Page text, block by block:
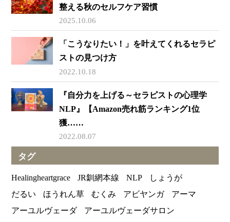
整える秋のセルフケア習慣
2025.10.06
「こうなりたい！」を叶えてくれるセラピ
ストの見つけ方
2022.10.18
『自分力を上げる～セラピストの心理学
NLP』【Amazon売れ筋ランキング1位
獲……
2022.08.07
タグ
Healingheartgrace JR釧網本線 NLP
しょうが
だるい
ほうれん草 むくみ アビヤンガ
アーマ
アーユルヴェーダ
アーユルヴェーダサロン